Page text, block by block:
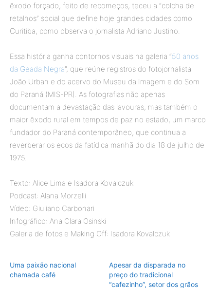
êxodo forçado, feito de recomeços, teceu a “colcha de
retalhos” social que define hoje grandes cidades como
Curitiba, como observa o jornalista Adriano Justino.
Essa história ganha contornos visuais na galeria “50 anos
da Geada Negra”, que reúne registros do fotojornalista
João Urban e do acervo do Museu da Imagem e do Som
do Paraná (MIS-PR). As fotografias não apenas
documentam a devastação das lavouras, mas também o
maior êxodo rural em tempos de paz no estado, um marco
fundador do Paraná contemporâneo, que continua a
reverberar os ecos da fatídica manhã do dia 18 de julho de
1975.
Texto: Alice Lima e Isadora Kovalczuk
Podcast: Alana Morzelli
Vídeo: Giuliano Carbonari
Infográfico: Ana Clara Osinski
Galeria de fotos e Making Off: Isadora Kovalczuk
Uma paixão nacional
chamada café
Apesar da disparada no
preço do tradicional
“cafezinho”, setor dos grãos